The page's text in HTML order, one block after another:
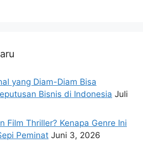
yang Diam-Diam Bisa
Bisnis di Indonesia Juli
Film Thriller? Kenapa Genre Ini
Peminat Juni 3, 2026